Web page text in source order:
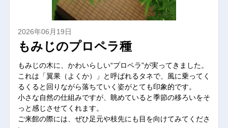
2026年06月19日
もみじのプロペラ種
もみじの木に、かわいらしい“プロペラ”が実ってきました。
これは「翼果（よくか）」と呼ばれるタネで、風に乗ってく
るくると回りながら落ちていく姿がとても印象的です。
小さな自然の仕組みですが、眺めていると季節の移ろいをそ
っと感じさせてくれます。
ご来館の際には、ぜひ足元や枝先にも目を向けてみてくださ